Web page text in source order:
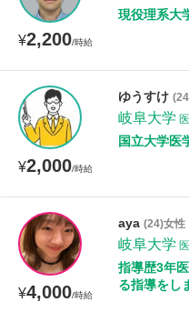
¥2,200/時給
現役理系大
¥2,000/時給
ゆうすけ
岐阜大学
国立大学医
¥4,000/時給
aya (24)女性
岐阜大学
指導歴3年
る指導をし